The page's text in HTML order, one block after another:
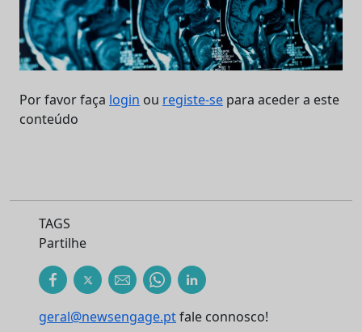
Por favor faça login ou registe-se para aceder a este
conteúdo
TAGS
Partilhe
geral@newsengage.ptfale connosco!